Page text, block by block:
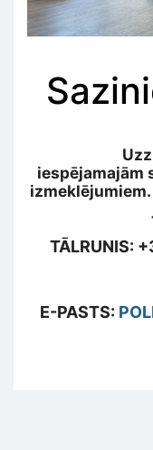
iespējamajām
TĀLRUNIS:
E-PASTS: